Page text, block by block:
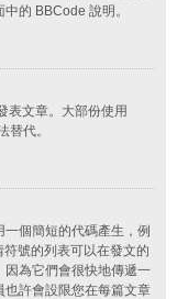
的 BBCode 說明。
表文章。大部份使用
替代。
個簡短的代碼產生，例
號的列表可以在發文的
因為它們會很快地傳遞一
許會設限您在每篇文章